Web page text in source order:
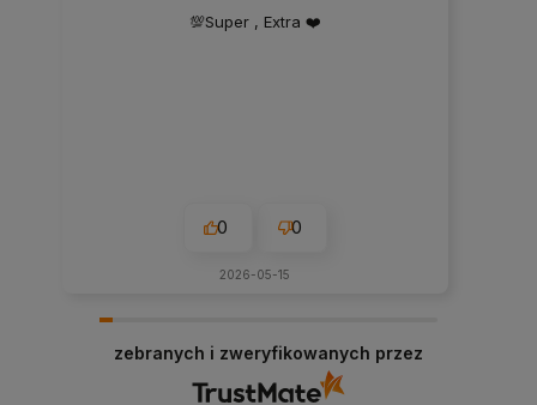
💯Super , Extra ❤️
0 0
2026-05-15
zebranych i zweryfikowanych przez